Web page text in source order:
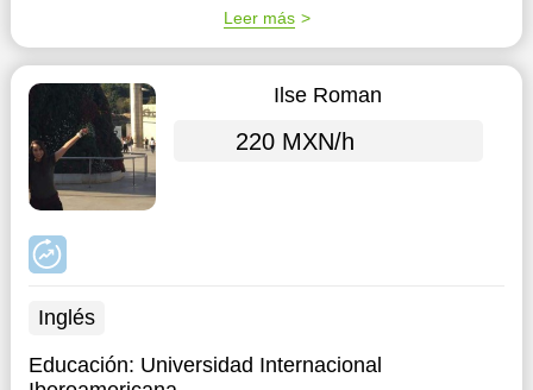
Leer más
Ilse Roman
220 MXN/h
Inglés
Educación: Universidad Internacional